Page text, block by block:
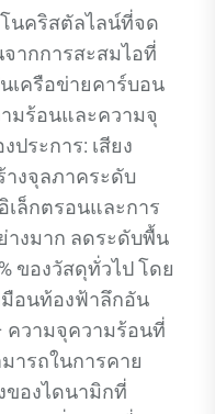
นคริสตัลไลน์ที่จด
ากการสะสมไอที่
เครือข่ายคาร์บอน
มร้อนและความจุ
ประการ: เสียง
างจุลภาคระดับ
เล็กตรอนและการ
างมาก ลดระดับพื้น
ของวัสดุทั่วไป โดย
อนท้องฟ้าลึกอัน
ความจุความร้อนที่
ารถในการคาย
ของไดนามิกที่